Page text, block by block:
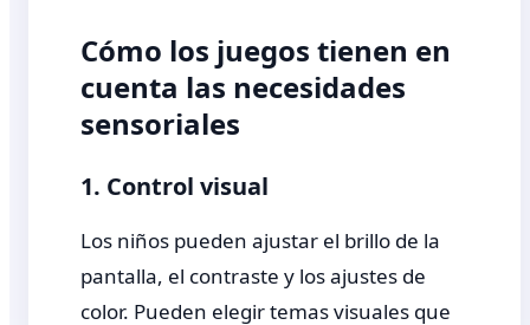
Cómo los juegos tienen en
cuenta las necesidades
sensoriales
1. Control visual
Los niños pueden ajustar el brillo de la
pantalla, el contraste y los ajustes de
color. Pueden elegir temas visuales que